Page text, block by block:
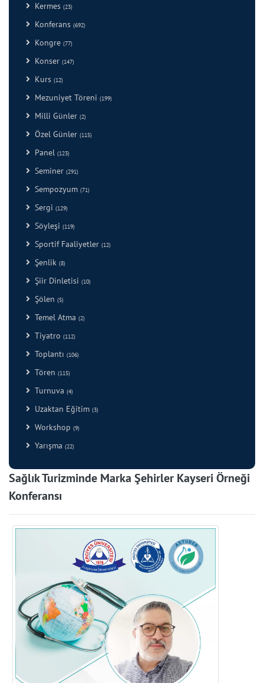
Kermes (23)
Konferans (692)
Kongre (77)
Konser (147)
Kurs (12)
Mezuniyet Töreni (199)
Milli Günler (2)
Özel Günler (115)
Panel (123)
Seminer (291)
Sempozyum (71)
Sergi (129)
Söyleşi (119)
Sportif Faaliyetler (12)
Şenlik (8)
Şiir Dinletisi (10)
Şölen (5)
Temel Atma (2)
Tiyatro (112)
Toplantı (106)
Tören (115)
Turnuva (4)
Uzaktan Eğitim (3)
Workshop (9)
Yarışma (22)
Sağlık Turizminde Marka Şehirler Kayseri Örneği
Konferansı